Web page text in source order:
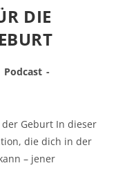
DIE
Podcast
Geburt In dieser
die dich in der
– jener